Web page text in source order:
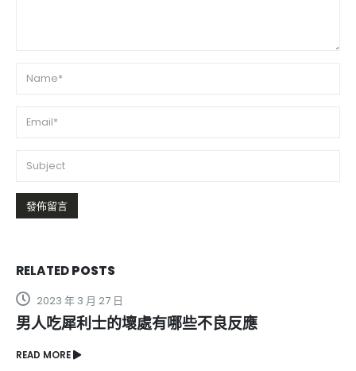
RELATEDPOSTS
2023 年 10 月 19 日
犀利士用法和用量適合不同人群的壯陽祕訣
READ MORE